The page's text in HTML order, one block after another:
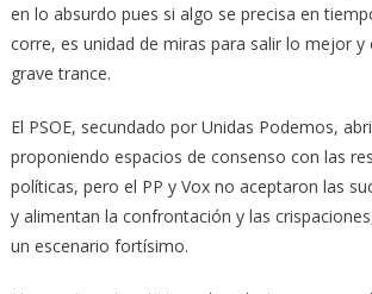
en lo absurdo pues si algo se precisa en
corre, es unidad de miras para salir lo mejor y
grave trance.
El PSOE, secundado por Unidas Podemos,
proponiendo espacios de consenso con las
políticas, pero el PP y Vox no aceptaron las
y alimentan la confrontación y las
un escenario fortísimo.